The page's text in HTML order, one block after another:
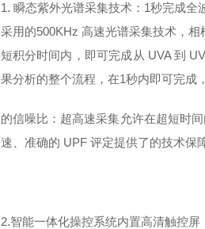
1. 瞬态紫外光谱采集技术：1秒完成全
采用的500KHz 高速光谱采集技术，
短积分时间内，即可完成从 UVA 到
果分析的整个流程，在1秒内即可完成
的信噪比： 超高速采集允许在超短时
速、准确的 UPF 评定提供了的技术保障
2.智能一体化操控系统内置高清触控